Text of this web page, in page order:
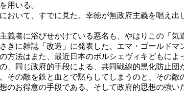
用いる。
いて、すでに見た。幸徳が無政府主義を唱え
者に浴びせかけている悪名も、やはりこの「
きに雑誌「改造」に発表した、エマ・ゴールド
方法はまた、最近日本のボルシェヴィキどもに
同じ政府的手段による、共同戦線的黒化防止団
の敵を鉄と血とで黙らしてしまうのと、その
のお得意の手段である。そして政府的思想の強